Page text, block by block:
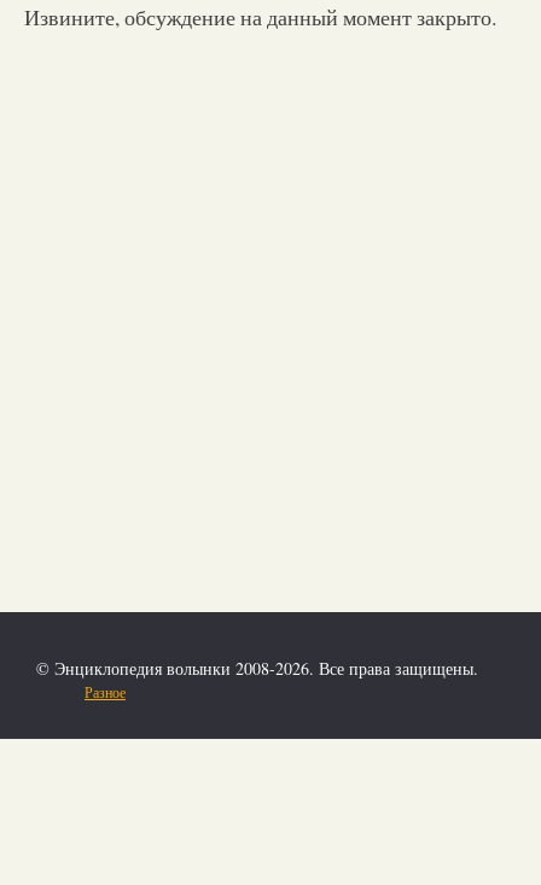
Извините, обсуждение на данный момент закрыто.
© Энциклопедия волынки 2008-2026. Все права защищены.
Разное